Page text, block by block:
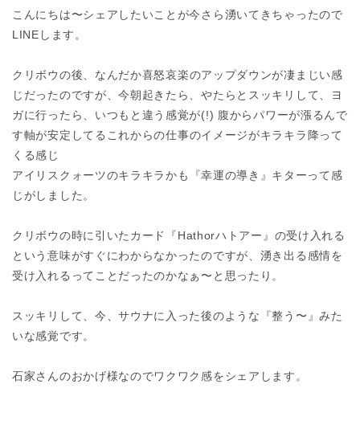
こんにちは〜シェアしたいことが今さら湧いてきちゃったので
LINE します。
クリボウの後、なんだか喜怒哀楽のアップダウンが凄まじい感
じだったのですが、今朝起きたら、やたらとスッキリして、ヨ
ガに行ったら、いつもと違う感覚が(!) 腹からパワーが漲るんで
す軸が安定してる これからの仕事のイメージがキラキラ降って
くる感じ
アイリスクォーツのキラキラかも
『幸運の導き』キターって感
じがしました。
クリボウの時に引いたカード『Hathorハトアー』の受け入れる
という意味がすぐにわからなかったのですが、湧き出る感情を
受け入れるってことだったのかなぁ〜と思ったり。
スッキリして、今、サウナに入った後のような『整う〜』みた
いな感覚です。
石家さんのおかげ様なのでワクワク感をシェア します。